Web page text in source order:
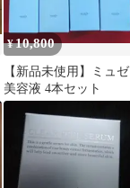
¥10,800
【新品未使用】ミュゼ
美容液 4本セット